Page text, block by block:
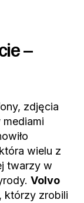
–
zdjęcia
mediami
wielu z
twarzy w
Volvo
, którzy zrobili